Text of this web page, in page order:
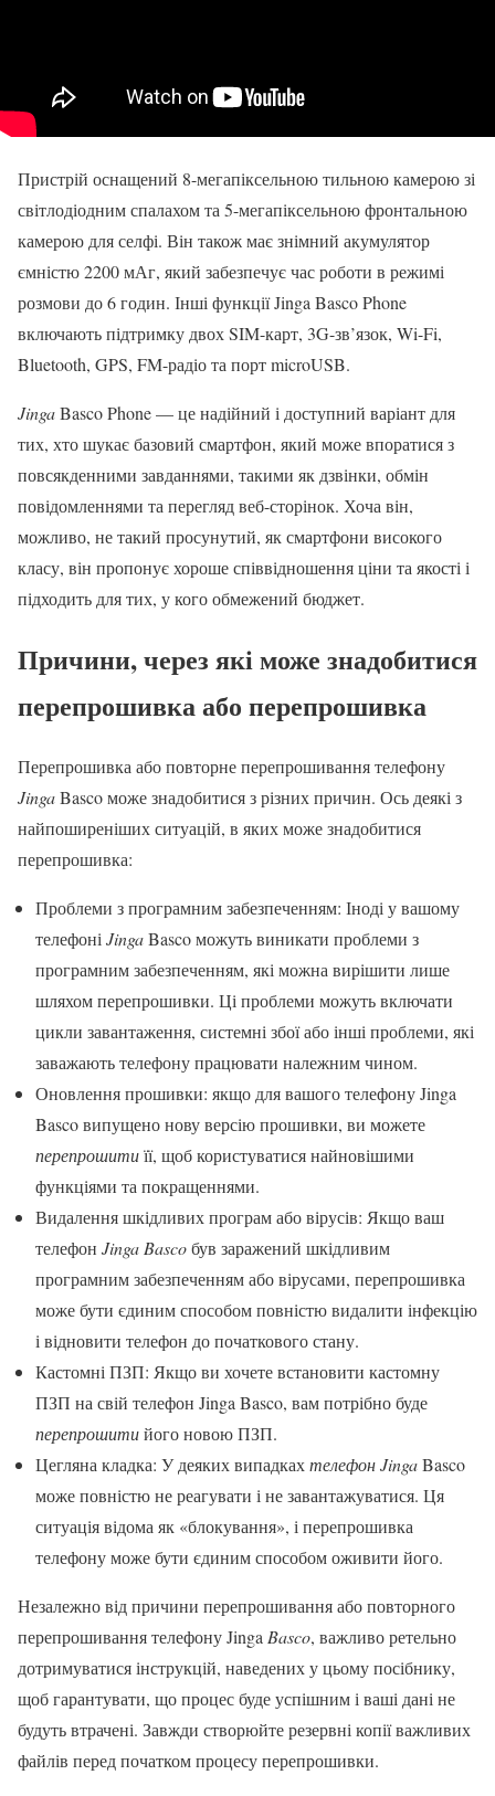
Пристрій оснащений 8-мегапіксельною тильною камерою зі
світлодіодним спалахом та 5-мегапіксельною фронтальною
камерою для селфі. Він також має знімний акумулятор
ємністю 2200 мАг, який забезпечує час роботи в режимі
розмови до 6 годин. Інші функції Jinga Basco Phone
включають підтримку двох SIM-карт, 3G-зв’язок, Wi-Fi,
Bluetooth, GPS, FM-радіо та порт microUSB.
JingaBasco Phone — це надійний і доступний варіант для
тих, хто шукає базовий смартфон, який може впоратися з
повсякденними завданнями, такими як дзвінки, обмін
повідомленнями та перегляд веб-сторінок. Хоча він,
можливо, не такий просунутий, як смартфони високого
класу, він пропонує хороше співвідношення ціни та якості і
підходить для тих, у кого обмежений бюджет.
Причини, через які може знадобитися
перепрошивка або перепрошивка
Перепрошивка або повторне перепрошивання телефону
JingaBasco може знадобитися з різних причин. Ось деякі з
найпоширеніших ситуацій, в яких може знадобитися
перепрошивка:
Проблеми з програмним забезпеченням: Іноді у вашому
телефоні JingaBasco можуть виникати проблеми з
програмним забезпеченням, які можна вирішити лише
шляхом перепрошивки. Ці проблеми можуть включати
цикли завантаження, системні збої або інші проблеми, які
заважають телефону працювати належним чином.
Оновлення прошивки: якщо для вашого телефону Jinga
Basco випущено нову версію прошивки, ви можете
перепрошитиїї, щоб користуватися найновішими
функціями та покращеннями.
Видалення шкідливих програм або вірусів: Якщо ваш
телефон Jinga Bascoбув заражений шкідливим
програмним забезпеченням або вірусами, перепрошивка
може бути єдиним способом повністю видалити інфекцію
і відновити телефон до початкового стану.
Кастомні ПЗП: Якщо ви хочете встановити кастомну
ПЗП на свій телефон Jinga Basco, вам потрібно буде
перепрошитийого новою ПЗП.
Цегляна кладка: У деяких випадкахтелефон JingaBasco
може повністю не реагувати і не завантажуватися. Ця
ситуація відома як «блокування», і перепрошивка
телефону може бути єдиним способом оживити його.
Незалежно від причини перепрошивання або повторного
перепрошивання телефону Jinga Basco, важливо ретельно
дотримуватися інструкцій, наведених у цьому посібнику,
щоб гарантувати, що процес буде успішним і ваші дані не
будуть втрачені. Завжди створюйте резервні копії важливих
файлів перед початком процесу перепрошивки.